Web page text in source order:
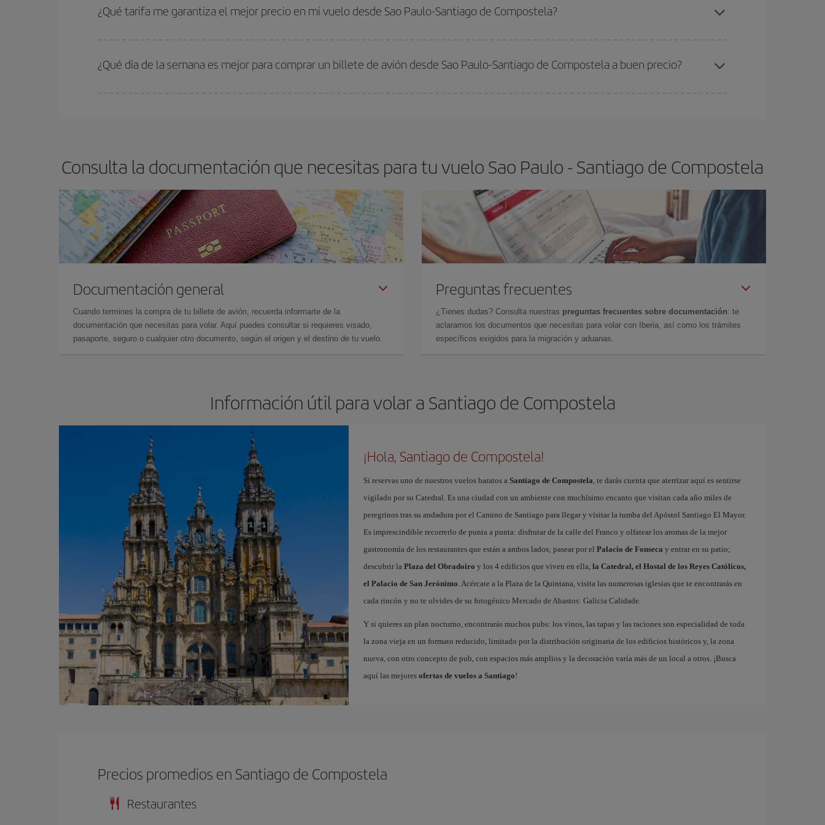
estén disponibles o se vayan agotando. Por eso, comprar con antelación es
fundamental para conseguir vuelos baratos a Sao Paulo-Santiago de Compostela-dest
¿Qué tarifa me garantiza el mejor precio en mi vuelo desde Sao Paulo-Santiago de Compostela?
¿Qué día de la semana es mejor para comprar un billete de avión desde Sao Paulo-Santiago de Compostela a buen precio?
Consulta la documentación que necesitas para tu vuelo Sao Paulo - Santiago de Compostela
Documentación general
Cuando termines la compra de tu billete de avión, recuerda informarte de la
documentación que necesitas para volar. Aquí puedes consultar si requieres visado,
pasaporte, seguro o cualquier otro documento, según el origen y el destino de tu vuelo.
Preguntas frecuentes
¿Tienes dudas? Consulta nuestras preguntas frecuentes sobre documentación: te
aclaramos los documentos que necesitas para volar con Iberia, así como los trámites
específicos exigidos para la migración y aduanas.
Información útil para volar a Santiago de Compostela
¡Hola, Santiago de Compostela!
Si reservas uno de nuestros vuelos baratos a Santiago de Compostela, te darás cuenta que aterrizar aquí es sentirse
vigilado por su Catedral. Es una ciudad con un ambiente con muchísimo encanto que visitan cada año miles de
peregrinos tras su andadura por el Camino de Santiago para llegar y visitar la tumba del Apóstol Santiago El Mayor.
Es imprescindible recorrerlo de punta a punta: disfrutar de la calle del Franco y olfatear los aromas de la mejor
gastronomía de los restaurantes que están a ambos lados; pasear por el Palacio de Fonseca y entrar en su patio;
descubrir la Plaza del Obradoiro y los 4 edificios que viven en ella, la Catedral, el Hostal de los Reyes Católicos,
el Palacio de San Jerónimo. Acércate a la Plaza de la Quintana, visita las numerosas iglesias que te encontrarás en
cada rincón y no te olvides de su fotogénico Mercado de Abastos: Galicia Calidade.
Y si quieres un plan nocturno, encontrarás muchos pubs: los vinos, las tapas y las raciones son especialidad de toda
la zona vieja en un formato reducido, limitado por la distribución originaria de los edificios históricos y, la zona
nueva, con otro concepto de pub, con espacios más amplios y la decoración varía más de un local a otros. ¡Busca
aquí las mejores ofertas de vuelos a Santiago!
Precios promedios en Santiago de Compostela
Restaurantes